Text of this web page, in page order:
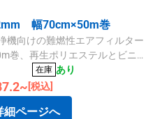
幅70cm×50m巻
機向けの難燃性エアフィルター
巻、再生ポリエステルとビニロ
在庫 あり
[税込]
細ページへ